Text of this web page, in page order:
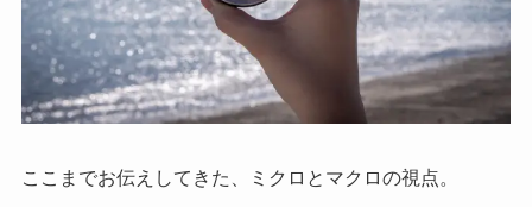
ここまでお伝えしてきた、ミクロとマクロの視点。